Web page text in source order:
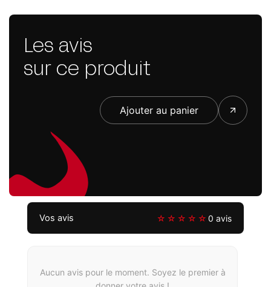
Les avis
sur ce produit
Ajouter au panier
Vos avis ☆☆☆☆☆ 0 avis
Aucun avis pour le moment. Soyez le premier à